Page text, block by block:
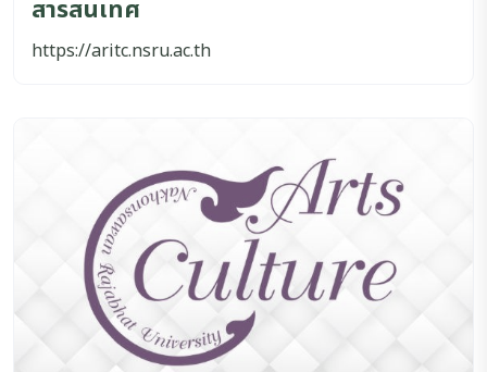
สารสนเทศ
https://aritc.nsru.ac.th